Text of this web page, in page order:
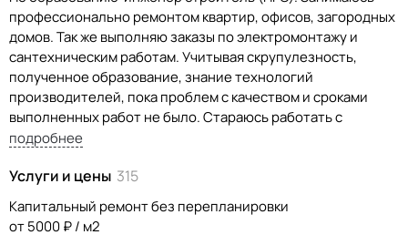
профессионально ремонтом квартир, офисов, загородных
домов. Так же выполняю заказы по электромонтажу и
сантехническим работам. Учитывая скрупулезность,
полученное образование, знание технологий
производителей, пока проблем с качеством и сроками
выполненных работ не было. Стараюсь работать с
многими современными видами отделочных материалов.
осуществляется мною.
Так же на профессиональном уровне собираю мебель.
подробнее
Услуги и цены 315
Капитальный ремонт без перепланировки
от 5000 ₽ / м2